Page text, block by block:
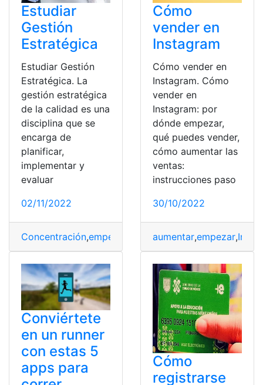
Estudiar
Gestión
Estratégica
Estudiar Gestión
Estratégica. La
gestión estratégica
de la calidad es una
disciplina que se
encarga de
planificar,
implementar y
evaluar
02/11/2022
Concentración,empezar estudiar,Gestión,Plan
Cómo
vender en
Instagram
Cómo vender en
Instagram. Cómo
vender en
Instagram: por
dónde empezar,
qué puedes vender,
cómo aumentar las
ventas:
instrucciones paso
30/10/2022
aumentar,empezar,
Conviértete
en un runner
con estas 5
apps para
Cómo
registrarse